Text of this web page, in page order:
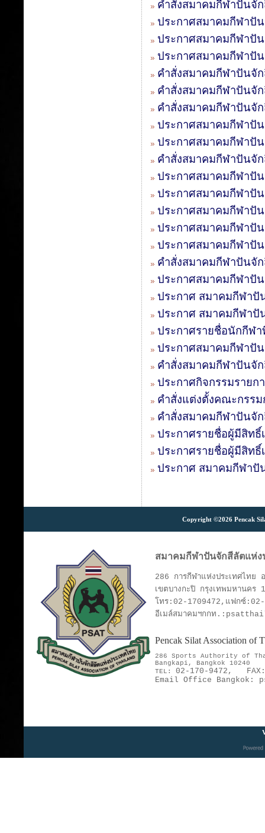
คำสั่งสมาคมกีฬาปันจัก
ประกาศสมาคมกีฬาปัน
ประกาศสมาคมกีฬาปัน
ประกาศสมาคมกีฬาปัน
คำสั่งสมาคมกีฬาปันจัก
คำสั่งสมาคมกีฬาปันจัก
คำสั่งสมาคมกีฬาปันจัก
ประกาศสมาคมกีฬาปั
ประกาศสมาคมกีฬาปั
คำสั่งสมาคมกีฬาปันจั
ประกาศสมาคมกีฬาปัน
ประกาศสมาคมกีฬาปัน
ประกาศสมาคมกีฬาปัน
ประกาศสมาคมกีฬาปัน
ประกาศสมาคมกีฬาปัน
คำสั่งสมาคมกีฬาปันจัก
ประกาศสมาคมกีฬาปัน
ประกาศ สมาคมกีฬาปั
ประกาศ สมาคมกีฬาปั
ประกาศรายชื่อนักกีฬ
ประกาศสมาคมกีฬาปัน
คำสั่งสมาคมกีฬาปันจัก
ประกาศกิจกรรมรายก
คำสั่งแต่งตั้งคณะกรรม
คำสั่งสมาคมกีฬาปันจัก
ประกาศรายชื่อผู้มีสิทธิ์
ประกาศรายชื่อผู้มีสิทธิ์
ประกาศ สมาคมกีฬาปั
Copyright ©2026 Pencak
สมาคมกีฬาปันจักสีลัตแห่ง
286 การกีฬาแห่งประเทศไท
เขตบางกะปิ กรุงเทพมหานคร
โทร:02-1709472,แฟกซ์:02-
อีเมล์สมาคมฯกกท
Pencak Silat Association of
286 Sports Authority of
Bangkapi, Bangkok 10240
TEL: 02-170-9472,
FAX:
Email Office Bangkok: